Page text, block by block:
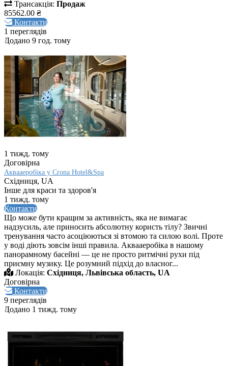
Трансакція: Продаж
85562.00 ₴
Контакти
1 переглядів
Додано 9 год. тому
1 тижд. тому
Договірна
Аквааеробіка у Crona Hotel&Spa
Східниця, UA
Інше для краси та здоров'я
1 тижд. тому
Контакти
Що може бути кращим за активність, яка не вимагає
надзусиль, але приносить абсолютну користь тілу? Звичні
тренування часто асоціюються зі втомою та силою волі. Проте
у воді діють зовсім інші правила. Аквааеробіка в нашому
панорамному басейні — це не просто ритмічні рухи під
приємну музику. Це розумний підхід до власног...
Локація: Східниця, Львівська область, UA
Договірна
Контакти
9 переглядів
Додано 1 тижд. тому